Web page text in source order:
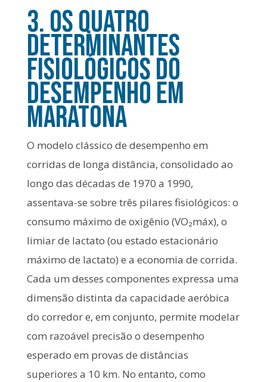
3. Os Quatro
Determinantes
Fisiológicos do
Desempenho em
Maratona
O modelo clássico de desempenho em
corridas de longa distância, consolidado ao
longo das décadas de 1970 a 1990,
assentava-se sobre três pilares fisiológicos: o
consumo máximo de oxigênio (VO₂máx), o
limiar de lactato (ou estado estacionário
máximo de lactato) e a economia de corrida.
Cada um desses componentes expressa uma
dimensão distinta da capacidade aeróbica
do corredor e, em conjunto, permite modelar
com razoável precisão o desempenho
esperado em provas de distâncias
superiores a 10 km. No entanto, como